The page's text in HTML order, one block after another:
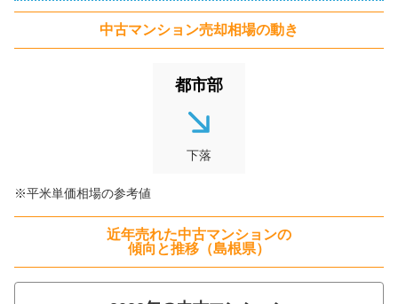
中古マンション売却相場の動き
都市部
下落
※平米単価相場の参考値
近年売れた中古マンションの
傾向と推移（島根県）